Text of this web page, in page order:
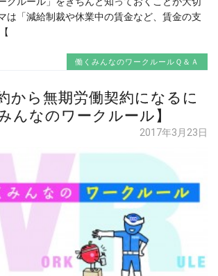
は「減給制裁や休業中の賃金など、賃金の支
働くみんなのワークルールＱ＆Ａ
から無期労働契約になるに
んなのワークルール】
2017年3月23日